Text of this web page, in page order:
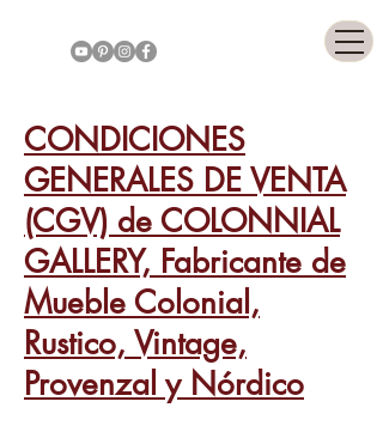
CONDICIONES
GENERALES DE VENTA
(CGV) de COLONNIAL
GALLERY, Fabricante de
Mueble Colonial,
Rustico, Vintage,
Provenzal y Nórdico